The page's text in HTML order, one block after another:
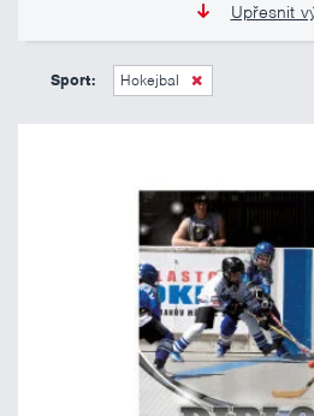
Upřesnit
11 Kč
Sport: Hokejbal